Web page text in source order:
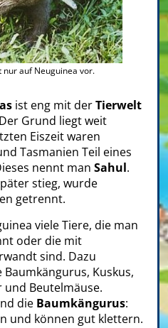
nur auf Neuguinea vor.
ist eng mit derTierwelt
Grund liegt weit
Eiszeit waren
Tasmanien Teil eines
nennt man Sahul.
stieg, wurde
getrennt.
viele Tiere, die man
oder die mit
sind. Dazu
Kuskus,
und Beutelmäuse.
die Baumkängurus:
und können gut klettern.